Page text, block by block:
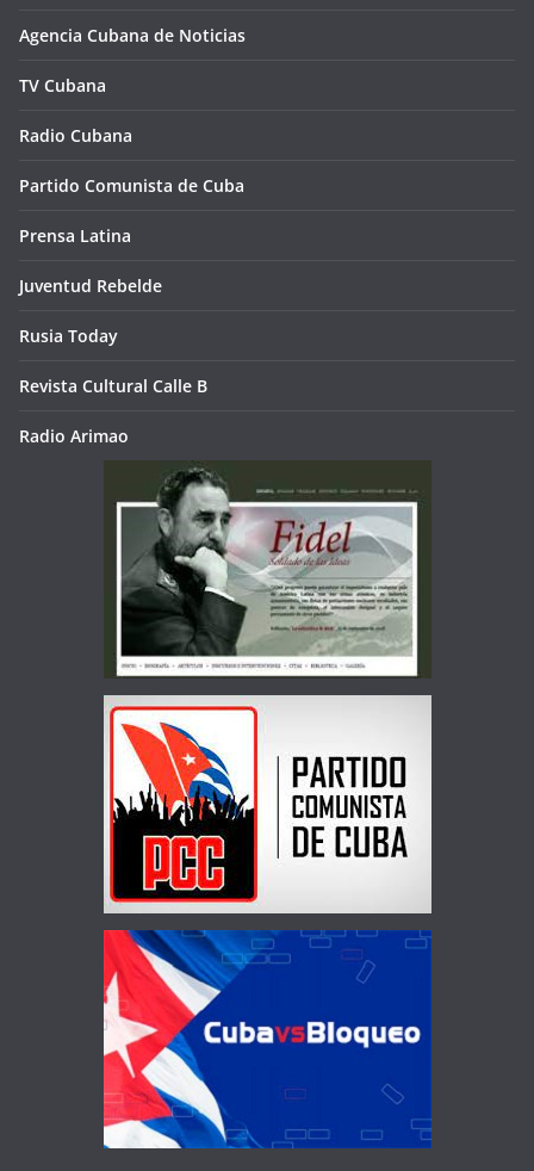
Agencia Cubana de Noticias
TV Cubana
Radio Cubana
Partido Comunista de Cuba
Prensa Latina
Juventud Rebelde
Rusia Today
Revista Cultural Calle B
Radio Arimao